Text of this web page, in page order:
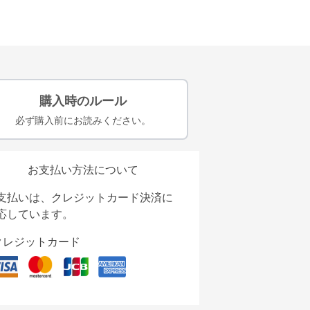
購入時のルール
必ず購入前にお読みください。
お支払い方法について
払いは、クレジットカード決済に
しています。
レジットカード